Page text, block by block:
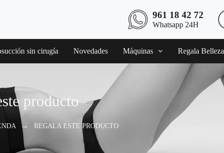
961 18 42 72
Whatsapp 24H
sin cirugía Novedades Máquinas Regala Belleza
producto
→REGALA ESTE PRODUCTO